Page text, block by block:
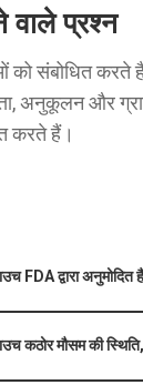
प्रश्न
को संबोधित
अनुकूलन और
करते हैं।
FDA द्वारा
कठोर मौसम की